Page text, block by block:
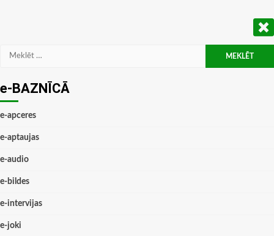
Meklēt:
e-BAZNĪCĀ
e-apceres
e-aptaujas
e-audio
e-bildes
e-intervijas
e-joki